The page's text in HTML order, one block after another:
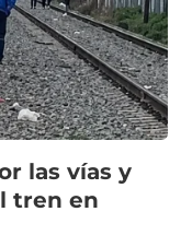
las vías y
tren en